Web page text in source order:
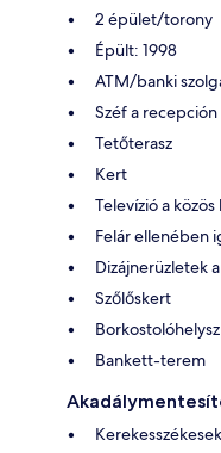
2 épület/torony
Épült: 1998
ATM/banki
Széf a recepción
Tetőterasz
Kert
Televízió a
Felár ellenében
Dizájnerüzletek
Szőlőskert
Bankett-terem